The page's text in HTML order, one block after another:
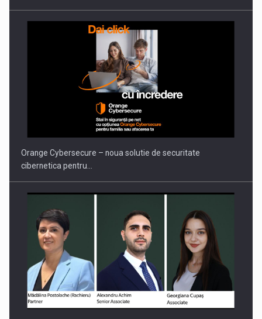
Orange Cybersecure – noua solutie de securitate
cibernetica pentru…